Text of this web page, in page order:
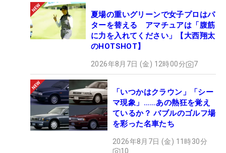
夏場の重いグリーンで女子プロはパ
ターを替える アマチュアは「腹筋
に力を入れてください」【大西翔太
のHOTSHOT】
2026年8月7日 (金) 12時00分 7
「いつかはクラウン」「シー
マ現象」……あの熱狂を覚え
ているか？ バブルのゴルフ場
を彩った名車たち
2026年8月7日 (金) 11時30分
10